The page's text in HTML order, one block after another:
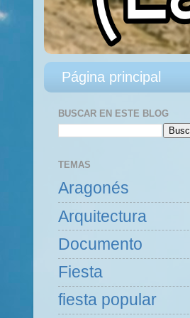
Página principal
BUSCAR EN ESTE BLOG
TEMAS
Aragonés
Arquitectura
Documento
Fiesta
fiesta popular